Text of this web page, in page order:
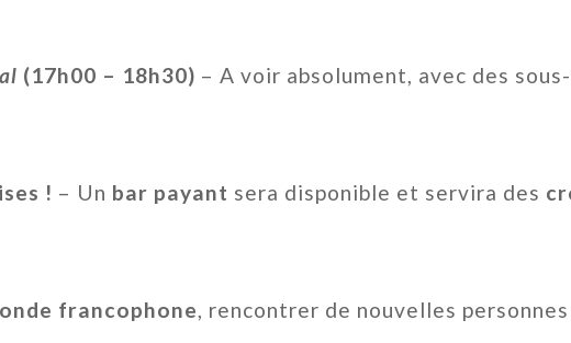
(17h00 – 18h30) – A voir absolument, avec des
! – Un bar payant sera disponible et servira des
francophone, rencontrer de nouvelles